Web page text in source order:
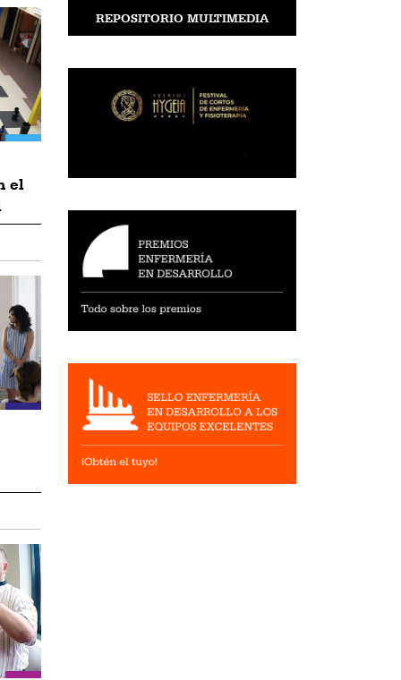
el
REPOSITORIO MULTIMEDIA